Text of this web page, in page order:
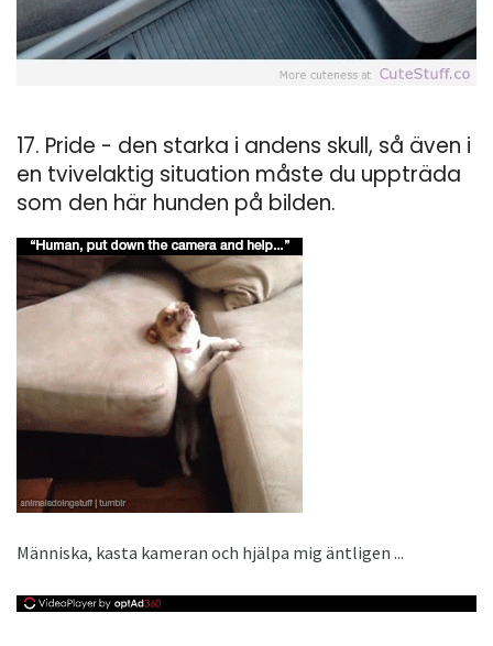
17. Pride - den starka i andens skull, så även i
en tvivelaktig situation måste du uppträda
som den här hunden på bilden.
Människa, kasta kameran och hjälpa mig äntligen ...